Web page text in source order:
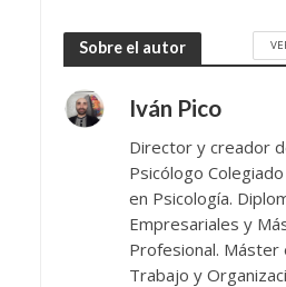
Sobre el autor
Iván Pico
Director y creador
Psicólogo
en Psicología.
Empresariales y
Profesional. Máster
Trabajo y